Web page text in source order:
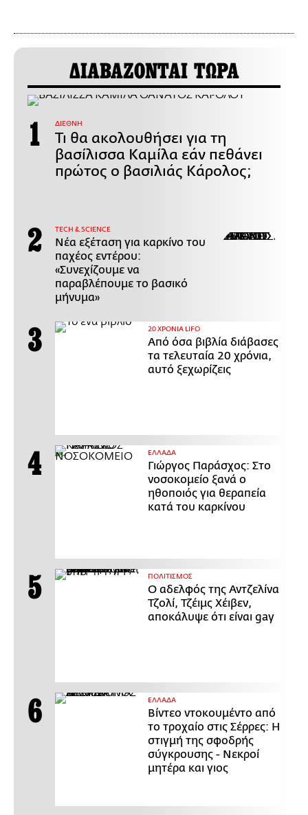
ΔΙΑΒΑΖΟΝΤΑΙ ΤΩΡΑ
ΔΙΕΘΝΗ
Τι θα ακολουθήσει για τη
βασίλισσα Καμίλα εάν πεθάνει
πρώτος ο βασιλιάς Κάρολος;
ΤECH & SCIENCE
Νέα εξέταση για καρκίνο του
παχέος εντέρου:
«Συνεχίζουμε να
παραβλέπουμε το βασικό
μήνυμα»
20 ΧΡΟΝΙΑ LIFO
Από όσα βιβλία διάβασες
τα τελευταία 20 χρόνια,
αυτό ξεχωρίζεις
ΕΛΛΑΔΑ
Γιώργος Παράσχος: Στο
νοσοκομείο ξανά ο
ηθοποιός για θεραπεία
κατά του καρκίνου
ΠΟΛΙΤΙΣΜΟΣ
Ο αδελφός της Αντζελίνα
Τζολί, Τζέιμς Χέιβεν,
αποκάλυψε ότι είναι gay
ΕΛΛΑΔΑ
Βίντεο ντοκουμέντο από
το τροχαίο στις Σέρρες: Η
στιγμή της σφοδρής
σύγκρουσης - Νεκροί
μητέρα και γιος